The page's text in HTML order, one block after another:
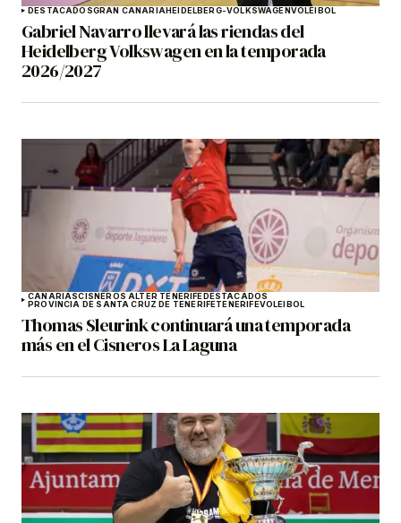
DESTACADOSGRAN CANARIAHEIDELBERG-VOLKSWAGENVOLEIBOL
Gabriel Navarro llevará las riendas del
Heidelberg Volkswagen en la temporada
2026/2027
CANARIASCISNEROS ALTER TENERIFEDESTACADOS
PROVINCIA DE SANTA CRUZ DE TENERIFETENERIFEVOLEIBOL
Thomas Sleurink continuará una temporada
más en el Cisneros La Laguna